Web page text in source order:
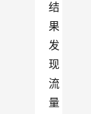
结
果
发
现
流
量